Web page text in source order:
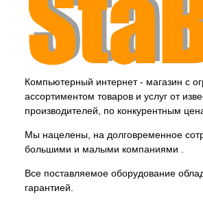
Компьютерный интернет - магазин с
ассортиментом товаров и услуг от
производителей, по конкурентным
Мы нацелены, на долговременное
большими и малыми компаниями .
Все поставляемое оборудование
гарантией.